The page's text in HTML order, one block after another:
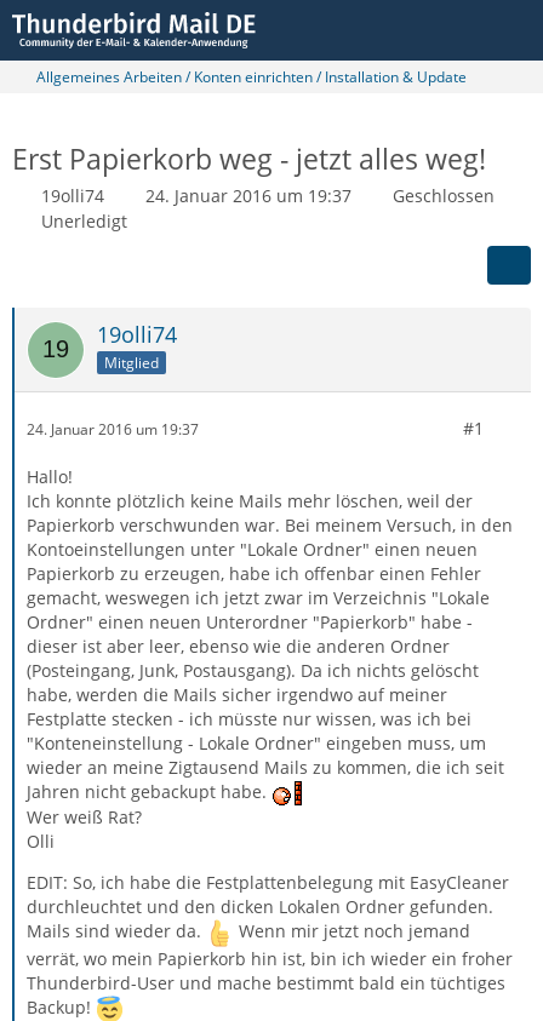
Allgemeines Arbeiten / Konten einrichten / Installation & Update
Erst Papierkorb weg - jetzt alles weg!
19olli74 24. Januar 2016 um 19:37
Geschlossen
Unerledigt
19olli74
Mitglied
24. Januar 2016 um 19:37 #1
Hallo!
Ich konnte plötzlich keine Mails mehr löschen, weil der
Papierkorb verschwunden war. Bei meinem Versuch, in den
Kontoeinstellungen unter "Lokale Ordner" einen neuen
Papierkorb zu erzeugen, habe ich offenbar einen Fehler
gemacht, weswegen ich jetzt zwar im Verzeichnis "Lokale
Ordner" einen neuen Unterordner "Papierkorb" habe -
dieser ist aber leer, ebenso wie die anderen Ordner
(Posteingang, Junk, Postausgang). Da ich nichts gelöscht
habe, werden die Mails sicher irgendwo auf meiner
Festplatte stecken - ich müsste nur wissen, was ich bei
"Konteneinstellung - Lokale Ordner" eingeben muss, um
wieder an meine Zigtausend Mails zu kommen, die ich seit
Jahren nicht gebackupt habe.
Wer weiß Rat?
Olli
EDIT: So, ich habe die Festplattenbelegung mit EasyCleaner
durchleuchtet und den dicken Lokalen Ordner gefunden.
Mails sind wieder da.
Wenn mir jetzt noch jemand
verrät, wo mein Papierkorb hin ist, bin ich wieder ein froher
Thunderbird-User und mache bestimmt bald ein tüchtiges
Backup!